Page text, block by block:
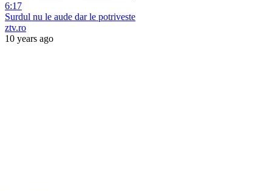
6:17
Surdul nu le aude dar le potriveste
ztv.ro
10 years ago